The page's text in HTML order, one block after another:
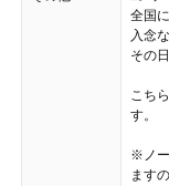
全国
入念
その
こち
す。
※ノー
ます